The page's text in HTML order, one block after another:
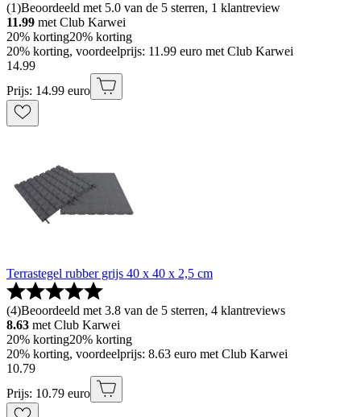
(1)Beoordeeld met 5.0 van de 5 sterren, 1 klantreview
11.99 met Club Karwei
20% korting20% korting
20% korting, voordeelprijs: 11.99 euro met Club Karwei
14.99
Prijs: 14.99 euro
Terrastegel rubber grijs 40 x 40 x 2,5 cm
(4)Beoordeeld met 3.8 van de 5 sterren, 4 klantreviews
8.63 met Club Karwei
20% korting20% korting
20% korting, voordeelprijs: 8.63 euro met Club Karwei
10.79
Prijs: 10.79 euro